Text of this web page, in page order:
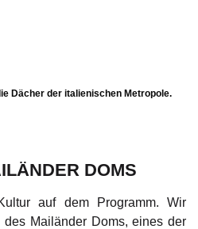
Dächer der italienischen Metropole.
DOMS
auf dem Programm. Wir
Mailänder Doms, eines der